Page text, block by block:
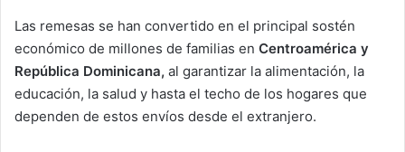
Las remesas se han convertido en el principal sostén
económico de millones de familias en Centroamérica y
República Dominicana, al garantizar la alimentación, la
educación, la salud y hasta el techo de los hogares que
dependen de estos envíos desde el extranjero.